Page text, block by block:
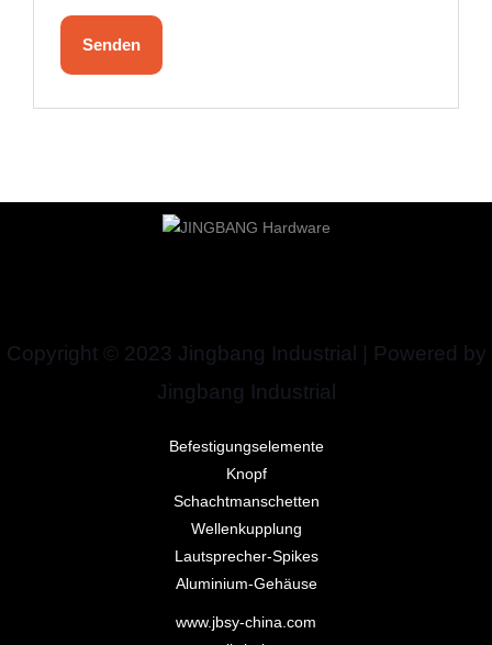
Copyright © 2023 Jingbang Industrial | Powered by
Jingbang Industrial
Befestigungselemente
Knopf
Schachtmanschetten
Wellenkupplung
Lautsprecher-Spikes
Aluminium-Gehäuse
www.jbsy-china.com